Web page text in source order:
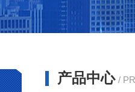
产品中心 /